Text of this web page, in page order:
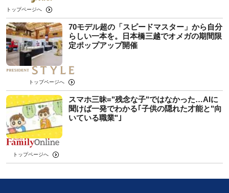
トップページへ
70モデル超の「スピードマスター」から自分
らしい一本を。日本橋三越でオメガの期間限
定ポップアップ開催
トップページへ
スマホ三昧="残念な子"ではなかった…AIに
聞けば一発でわかる｢子供の隠れた才能と"向
いている職業"｣
トップページへ